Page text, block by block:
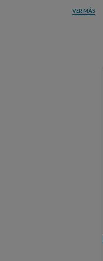
VER MÁS